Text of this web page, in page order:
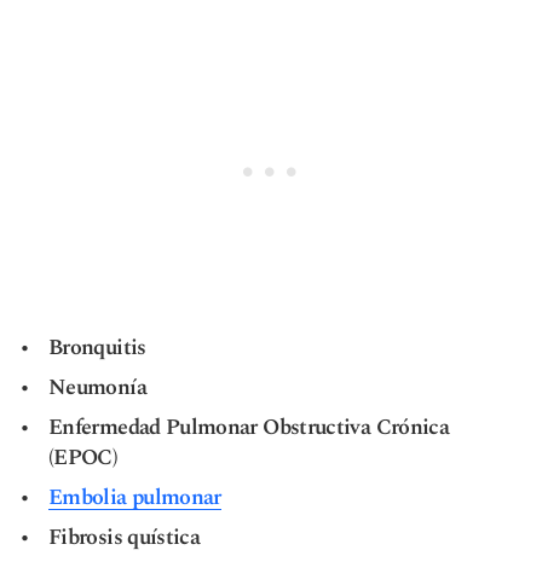
Bronquitis
Neumonía
Enfermedad Pulmonar Obstructiva Crónica
(EPOC)
Embolia pulmonar
Fibrosis quística